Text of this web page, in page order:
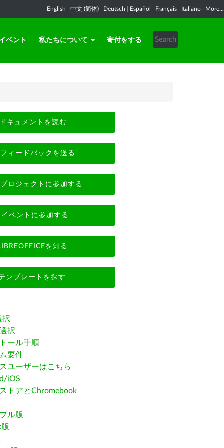
English 中文 (简体) Deutsch Español Français Italiano More...
イベント 私たちについて 寄付をする
ドキュメントを読む
フィードバックを送る
プロジェクトに参加する
イベントに参加する
を知る
ンプレートを探す
択
択
ール手順
要件
ユーザーはこちら
iOS
トアとChromebook
ル版